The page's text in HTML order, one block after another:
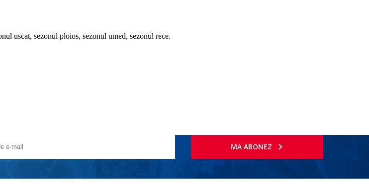
uscat, sezonul ploios, sezonul umed, sezonul rece.
MA ABONEZ